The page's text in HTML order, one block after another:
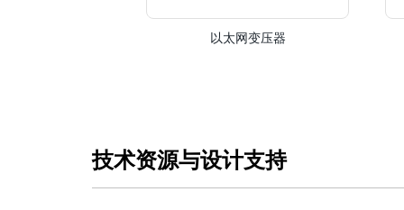
以太网变压器
技术资源与设计支持